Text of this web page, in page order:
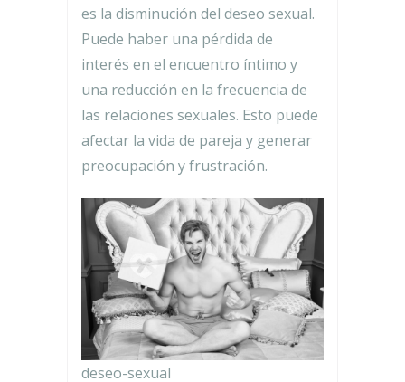
es la disminución del deseo sexual.
Puede haber una pérdida de
interés en el encuentro íntimo y
una reducción en la frecuencia de
las relaciones sexuales. Esto puede
afectar la vida de pareja y generar
preocupación y frustración.
deseo-sexual